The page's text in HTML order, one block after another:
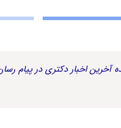
آخرین اخبار دکتری در پیام